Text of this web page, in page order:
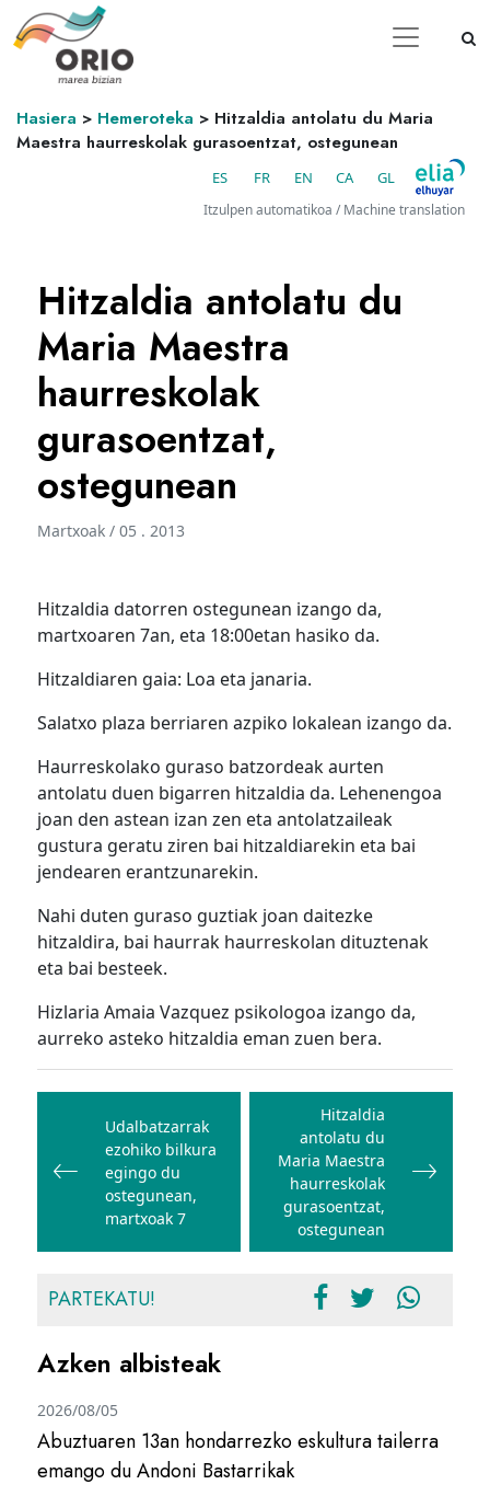
Hasiera > Hemeroteka > Hitzaldia antolatu du Maria
Maestra haurreskolak gurasoentzat, ostegunean
ES FR EN CA GL
Itzulpen automatikoa / Machine translation
Hitzaldia antolatu du
Maria Maestra
haurreskolak
gurasoentzat,
ostegunean
Martxoak / 05 . 2013
Hitzaldia datorren ostegunean izango da,
martxoaren 7an, eta 18:00etan hasiko da.
Hitzaldiaren gaia: Loa eta janaria.
Salatxo plaza berriaren azpiko lokalean izango da.
Haurreskolako guraso batzordeak aurten
antolatu duen bigarren hitzaldia da. Lehenengoa
joan den astean izan zen eta antolatzaileak
gustura geratu ziren bai hitzaldiarekin eta bai
jendearen erantzunarekin.
Nahi duten guraso guztiak joan daitezke
hitzaldira, bai haurrak haurreskolan dituztenak
eta bai besteek.
Hizlaria Amaia Vazquez psikologoa izango da,
aurreko asteko hitzaldia eman zuen bera.
Bidalketetan
zehar
nabigatu
Udalbatzarrak
ezohiko bilkura
egingo du
ostegunean,
martxoak 7
Hitzaldia
antolatu du
Maria Maestra
haurreskolak
gurasoentzat,
ostegunean
PARTEKATU!
Azken albisteak
Abuztuaren 13an hondarrezko eskultura tailerra
emango du Andoni Bastarrikak
2026/08/05